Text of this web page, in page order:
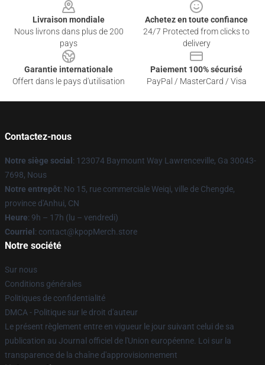
Livraison mondiale
Nous livrons dans plus de 200
pays
Achetez en toute confiance
24/7 Protected from clicks to
delivery
Garantie internationale
Offert dans le pays d'utilisation
Paiement 100% sécurisé
PayPal / MasterCard / Visa
Contactez-nous
Notre siège social : 123074 Baymount Way Lawrenceville, Ga 30043-
7698, Nous
Notre entrepôt: No 15, rue commerciale Weiqi, ville de Chengde,
province d'Anhui, CN
Heure: 9h – 17h (lu – vendredi)
Courriel : contact@kpopMerch.store
Notre société
Sur nous
Conditions générales
Politiques de confidentialité
DMCA - Politique sur le droit d'auteur
Le présent règlement entre en vigueur le jour suivant celui de sa
publication au Journal officiel de l'Union européenne. Loi sur la
transparence de la chaîne d'approvisionnement